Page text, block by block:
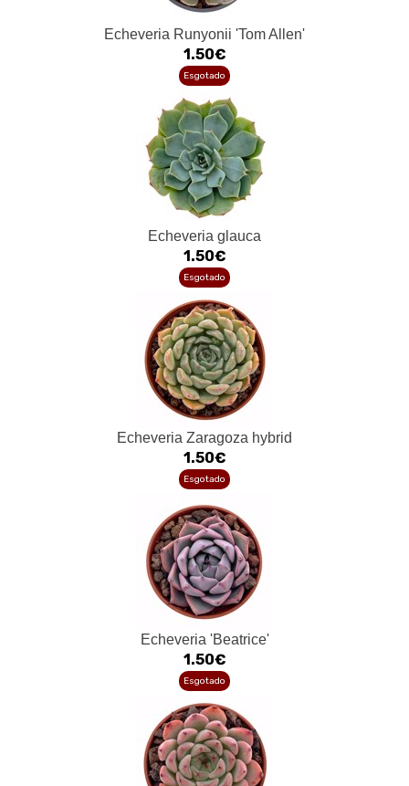
Echeveria Runyonii 'Tom Allen'
1.50€
Esgotado
Echeveria glauca
1.50€
Esgotado
Echeveria Zaragoza hybrid
1.50€
Esgotado
Echeveria 'Beatrice'
1.50€
Esgotado